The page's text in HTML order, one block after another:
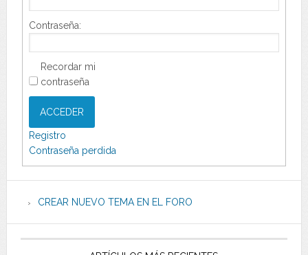
Contraseña:
Recordar mi
contraseña
ACCEDER
Registro
Contraseña perdida
CREAR NUEVO TEMA EN EL FORO